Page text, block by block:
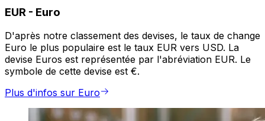
EUR - Euro
D'après notre classement des devises, le taux de change
Euro le plus populaire est le taux EUR vers USD. La
devise Euros est représentée par l'abréviation EUR. Le
symbole de cette devise est €.
Plus d'infos sur Euro